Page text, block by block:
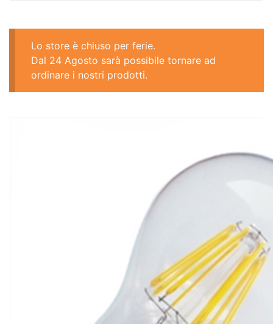
Lo store è chiuso per ferie.
Dal 24 Agosto sarà possibile tornare ad
ordinare i nostri prodotti.